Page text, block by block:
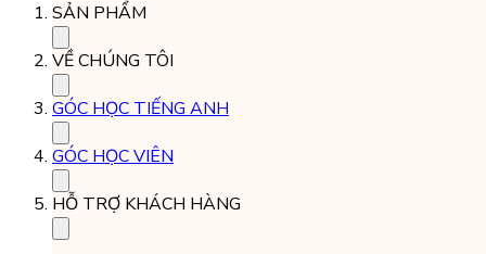
SẢN PHẨM
VỀ CHÚNG TÔI
GÓC HỌC TIẾNG ANH
GÓC HỌC VIÊN
HỖ TRỢ KHÁCH HÀNG